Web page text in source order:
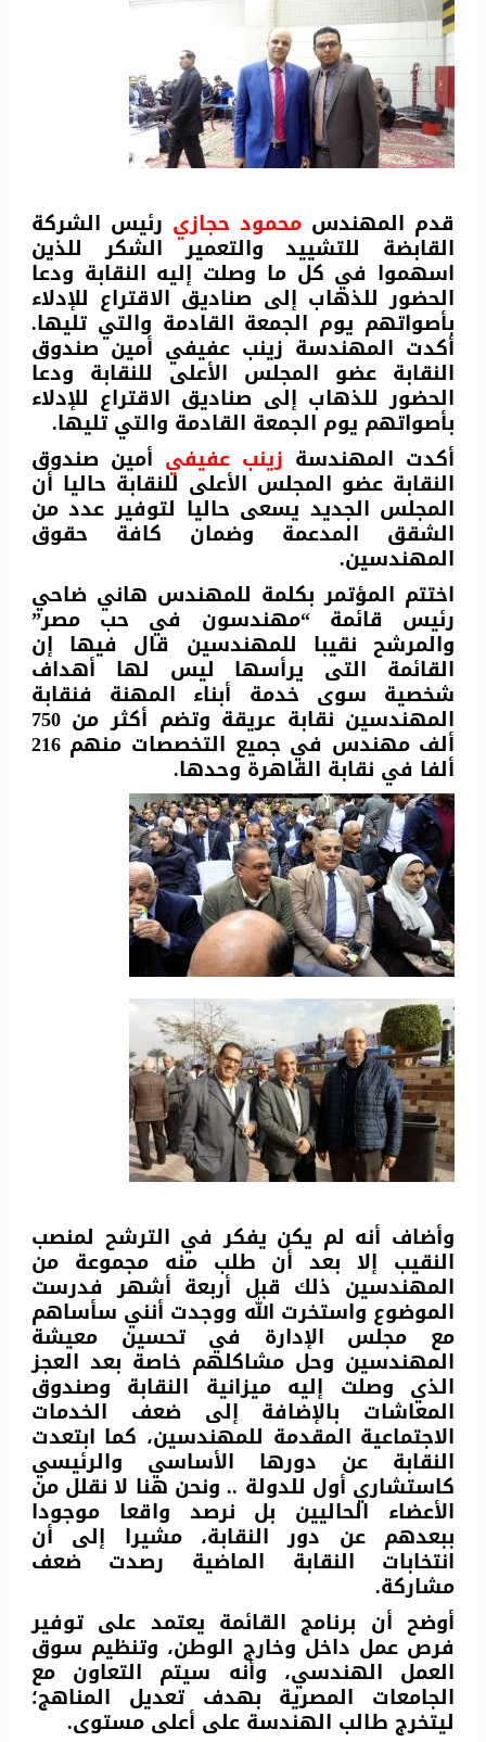
قدم المهندس محمود حجازي رئيس الشركة
القابضة للتشييد والتعمير الشكر للذين
اسهموا في كل ما وصلت إليه النقابة ودعا
الحضور للذهاب إلى صناديق الاقتراع للإدلاء
بأصواتهم يوم الجمعة القادمة والتي تليها.
أكدت المهندسة زينب عفيفي أمين صندوق
النقابة عضو المجلس الأعلى للنقابة ودعا
الحضور للذهاب إلى صناديق الاقتراع للإدلاء
بأصواتهم يوم الجمعة القادمة والتي تليها.
أكدت المهندسة زينب عفيفي أمين صندوق
النقابة عضو المجلس الأعلى للنقابة حاليا أن
المجلس الجديد يسعى حاليا لتوفير عدد من
الشقق المدعمة وضمان كافة حقوق
المهندسين.
اختتم المؤتمر بكلمة للمهندس هاني ضاحي
رئيس قائمة “مهندسون في حب مصر”
والمرشح نقيبا للمهندسين قال فيها إن
القائمة التى يرأسها ليس لها أهداف
شخصية سوى خدمة أبناء المهنة فنقابة
المهندسين نقابة عريقة وتضم أكثر من 750
ألف مهندس في جميع التخصصات منهم 216
ألفا في نقابة القاهرة وحدها.
وأضاف أنه لم يكن يفكر في الترشح لمنصب
النقيب إلا بعد أن طلب منه مجموعة من
المهندسين ذلك قبل أربعة أشهر فدرست
الموضوع واستخرت الله ووجدت أنني سأساهم
مع مجلس الإدارة في تحسين معيشة
المهندسين وحل مشاكلهم خاصة بعد العجز
الذي وصلت إليه ميزانية النقابة وصندوق
المعاشات بالإضافة إلى ضعف الخدمات
الاجتماعية المقدمة للمهندسين، كما ابتعدت
النقابة عن دورها الأساسي والرئيسي
كاستشاري أول للدولة .. ونحن هنا لا نقلل من
الأعضاء الحاليين بل نرصد واقعا موجودا
ببعدهم عن دور النقابة، مشيرا إلى أن
انتخابات النقابة الماضية رصدت ضعف
مشاركة.
أوضح أن برنامج القائمة يعتمد على توفير
فرص عمل داخل وخارج الوطن، وتنظيم سوق
العمل الهندسي، وأنه سيتم التعاون مع
الجامعات المصرية بهدف تعديل المناهج؛
ليتخرج طالب الهندسة على أعلى مستوى.